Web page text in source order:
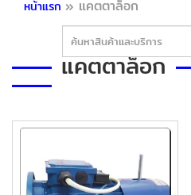
หน้าแรก » แคตตาล็อก
แคตตาล็อก